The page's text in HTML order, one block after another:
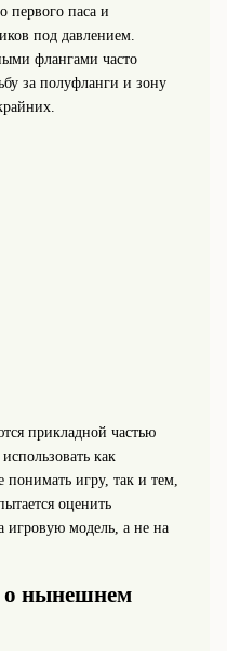
первого паса и
под давлением.
флангами часто
за полуфланги и зону
прикладной частью
как
игру, так и тем,
оценить
игровую модель, а не на
о нынешнем